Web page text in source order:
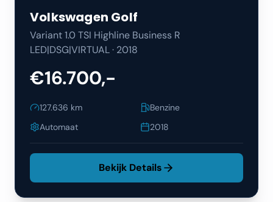
Volkswagen Golf
Variant 1.0 TSI Highline Business R
LED|DSG|VIRTUAL· 2018
€16.700,-
127.636 km
Benzine
Automaat
2018
Bekijk Details